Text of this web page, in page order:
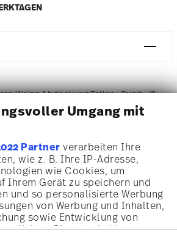
Umgang mit
Partner verarbeiten Ihre
wie z. B. Ihre IP-Adresse,
wie Cookies, um
Ihrem Gerät zu speichern und
und so personalisierte Werbung
von Werbung und Inhalten,
sowie Entwicklung von
Sie entscheiden
Weiss Abdeckung Teller - Rund - Ø
China Weiss
Bone China
cm